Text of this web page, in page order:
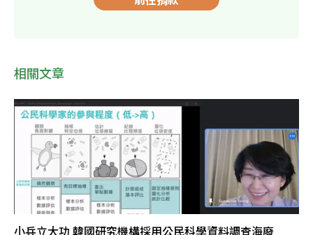
相關文章
小兵立大功 韓國研究機構採用公民科學資料調查海廢